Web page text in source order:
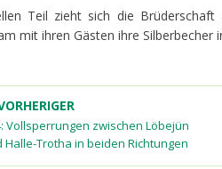
Teil zieht sich die
mit ihren Gästen ihre Silberbecher
Vollsperrungen zwischen Löbejün
Halle-Trotha in beiden Richtungen